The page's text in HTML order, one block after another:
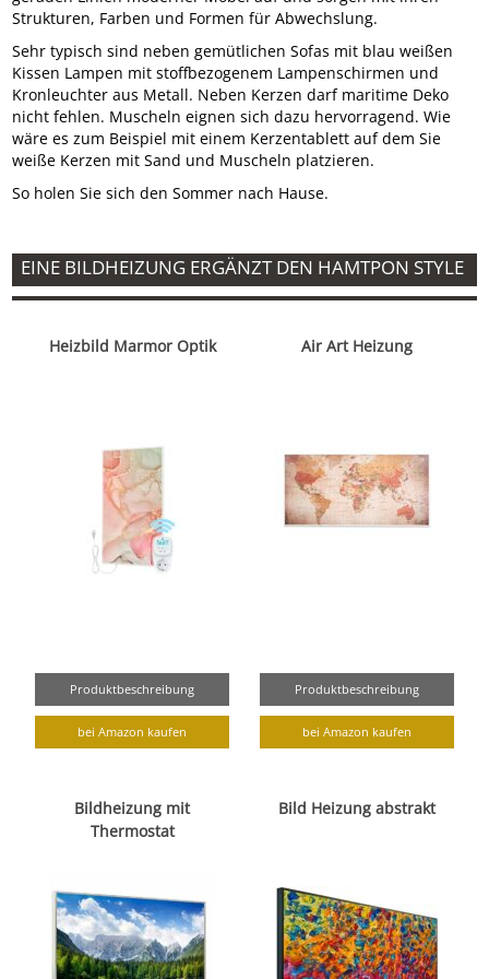
Strukturen, Farben und Formen für Abwechslung.
Sehr typisch sind neben gemütlichen Sofas mit blau weißen
Kissen Lampen mit stoffbezogenem Lampenschirmen und
Kronleuchter aus Metall. Neben Kerzen darf maritime Deko
nicht fehlen. Muscheln eignen sich dazu hervorragend. Wie
wäre es zum Beispiel mit einem Kerzentablett auf dem Sie
weiße Kerzen mit Sand und Muscheln platzieren.
So holen Sie sich den Sommer nach Hause.
EINE BILDHEIZUNG ERGÄNZT DEN HAMTPON STYLE
Heizbild Marmor Optik
Produktbeschreibung
bei Amazon kaufen
Air Art Heizung
Produktbeschreibung
bei Amazon kaufen
Bildheizung mit
Thermostat
Bild Heizung abstrakt